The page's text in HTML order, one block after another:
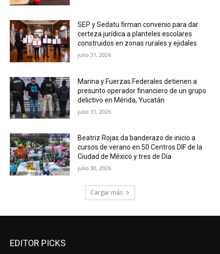
SEP y Sedatu firman convenio para dar
certeza jurídica a planteles escolares
construidos en zonas rurales y ejidales
julio 31, 2026
Marina y Fuerzas Federales detienen a
presunto operador financiero de un grupo
delictivo en Mérida, Yucatán
julio 31, 2026
Beatriz Rojas da banderazo de inicio a
cursos de verano en 50 Centros DIF de la
Ciudad de México y tres de Día
julio 30, 2026
Cargar más
EDITOR PICKS